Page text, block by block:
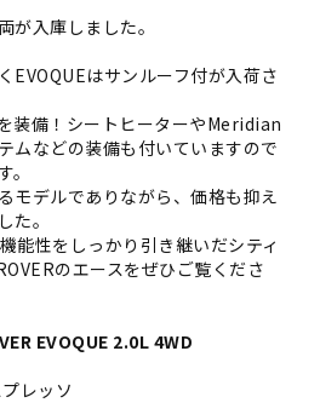
が入庫しました。
EVOQUEはサンルーフ付が入荷さ
装備！シートヒーターやMeridian
ムなどの装備も付いていますので
モデルでありながら、価格も抑え
た。
能性をしっかり引き継いだシティ
のエースをぜひご覧くださ
EVOQUE 2.0L 4WD
レッソ